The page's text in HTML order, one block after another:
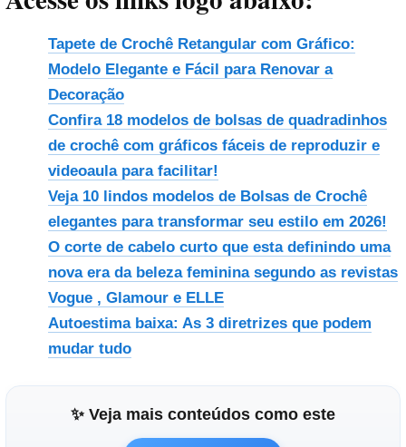
Tapete de Crochê Retangular com Gráfico:
Modelo Elegante e Fácil para Renovar a
Decoração
Confira 18 modelos de bolsas de quadradinhos
de crochê com gráficos fáceis de reproduzir e
videoaula para facilitar!
Veja 10 lindos modelos de Bolsas de Crochê
elegantes para transformar seu estilo em 2026!
O corte de cabelo curto que esta definindo uma
nova era da beleza feminina segundo as revistas
Vogue , Glamour e ELLE
Autoestima baixa: As 3 diretrizes que podem
mudar tudo
✨ Veja mais conteúdos como este